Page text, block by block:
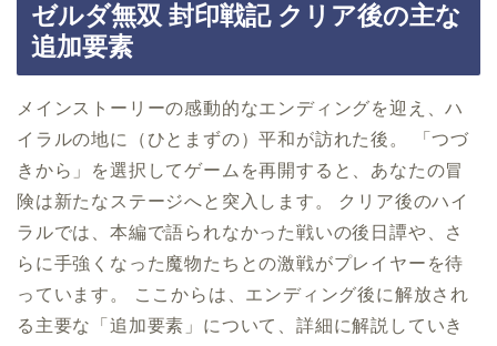
ゼルダ無双 封印戦記 クリア後の主な
追加要素
メインストーリーの感動的なエンディングを迎え、ハ
イラルの地に（ひとまずの）平和が訪れた後。 「つづ
きから」を選択してゲームを再開すると、あなたの冒
険は新たなステージへと突入します。 クリア後のハイ
ラルでは、本編で語られなかった戦いの後日譚や、さ
らに手強くなった魔物たちとの激戦がプレイヤーを待
っています。 ここからは、エンディング後に解放され
る主要な「追加要素」について、詳細に解説していき